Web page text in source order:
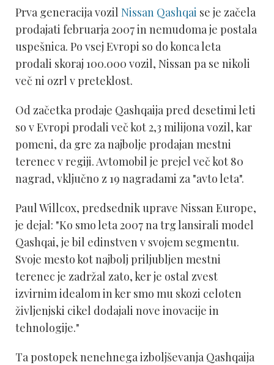
Prva generacija vozil Nissan Qashqai se je začela
prodajati februarja 2007 in nemudoma je postala
uspešnica. Po vsej Evropi so do konca leta
prodali skoraj 100.000 vozil, Nissan pa se nikoli
več ni ozrl v preteklost.
Od začetka prodaje Qashqaija pred desetimi leti
so v Evropi prodali več kot 2,3 milijona vozil, kar
pomeni, da gre za najbolje prodajan mestni
terenec v regiji. Avtomobil je prejel več kot 80
nagrad, vključno z 19 nagradami za "avto leta".
Paul Willcox, predsednik uprave Nissan Europe,
je dejal: "Ko smo leta 2007 na trg lansirali model
Qashqai, je bil edinstven v svojem segmentu.
Svoje mesto kot najbolj priljubljen mestni
terenec je zadržal zato, ker je ostal zvest
izvirnim idealom in ker smo mu skozi celoten
življenjski cikel dodajali nove inovacije in
tehnologije."
Ta postopek nenehnega izboljševanja Qashqaija